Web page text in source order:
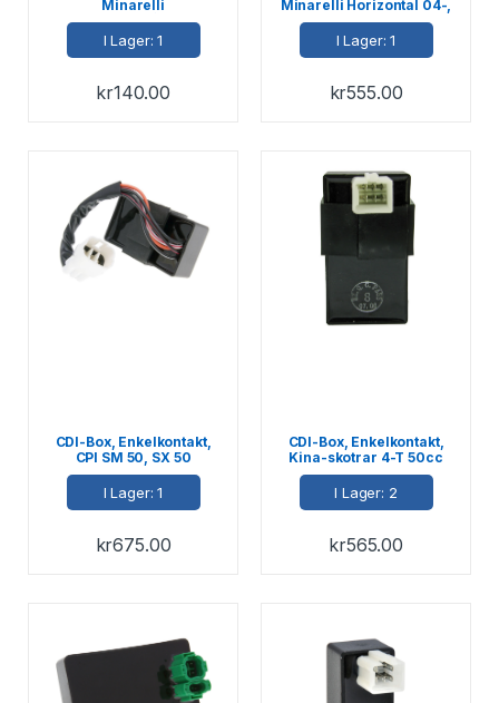
Minarelli
Liggande/Stående,
Aprilia-, MBK-, PGO-,
Yamaha-skot
I Lager: 1
kr140.00
Minarelli Horizontal 04-,
MBK / Yamaha, (kabel
Blå/Vit)
I Lager: 1
kr555.00
CDI-Box, Enkelkontakt,
CPI SM 50, SX 50
I Lager: 1
kr675.00
CDI-Box, Enkelkontakt,
Kina-skotrar 4-T 50cc
I Lager: 2
kr565.00